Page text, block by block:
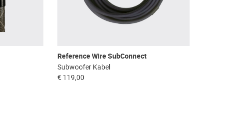
Reference Wire SubConnect
Subwoofer Kabel
€ 119,00